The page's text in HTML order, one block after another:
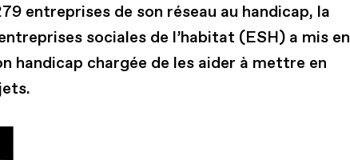
entreprises de son réseau au handicap, la
sociales de l’habitat (ESH) a mis en
handicap chargée de les aider à mettre en